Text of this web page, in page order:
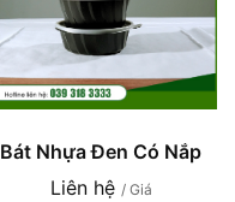
Bát Nhựa Đen Có Nắp
Liên hệ / Giá